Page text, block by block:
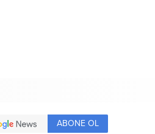
ABONE OL